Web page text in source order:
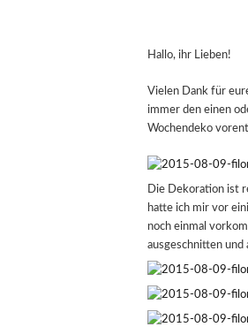
Hallo, ihr Lieben!
Vielen Dank für
immer den einen
Wochendeko
Die Dekoration ist
hatte ich mir vor
noch einmal
ausgeschnitten und